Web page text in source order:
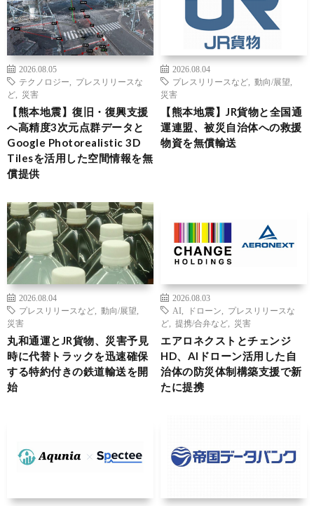
2026.08.05
テクノロジー
プレスリリースな
ど
災害
【熊本地震】復旧・復興支援
へ高精度3次元点群データと
Google Photorealistic 3D
Tilesを活用した空間情報を無
償提供
2026.08.04
プレスリリースなど
動向/展望
災害
【熊本地震】JR貨物と全国通
運連盟、被災自治体への救援
物資を無償輸送
2026.08.04
プレスリリースなど
動向/展望
災害
丸和通運とJR貨物、災害予見
時に代替トラックを迅速確保
する特約付きの鉄道輸送を開
始
2026.08.03
AI
ドローン
プレスリリースな
ど
提携/合弁など 災害
エアロネクストとチェンジ
HD、AIドローン活用した自
治体の防災体制構築支援で新
たに提携